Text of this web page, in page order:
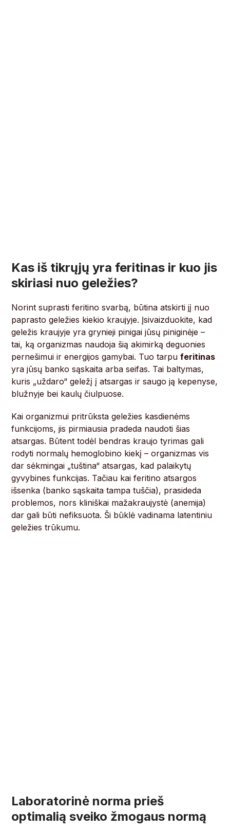
Kas iš tikrųjų yra feritinas ir kuo jis
skiriasi nuo geležies?
Norint suprasti feritino svarbą, būtina atskirti jį nuo
paprasto geležies kiekio kraujyje. Įsivaizduokite, kad
geležis kraujyje yra grynieji pinigai jūsų piniginėje –
tai, ką organizmas naudoja šią akimirką deguonies
pernešimui ir energijos gamybai. Tuo tarpuferitinas
yra jūsų banko sąskaita arba seifas. Tai baltymas,
kuris „uždaro“ geležį į atsargas ir saugo ją kepenyse,
blužnyje bei kaulų čiulpuose.
Kai organizmui pritrūksta geležies kasdienėms
funkcijoms, jis pirmiausia pradeda naudoti šias
atsargas. Būtent todėl bendras kraujo tyrimas gali
rodyti normalų hemoglobino kiekį – organizmas vis
dar sėkmingai „tuština“ atsargas, kad palaikytų
gyvybines funkcijas. Tačiau kai feritino atsargos
išsenka (banko sąskaita tampa tuščia), prasideda
problemos, nors kliniškai mažakraujystė (anemija)
dar gali būti nefiksuota. Ši būklė vadinama latentiniu
geležies trūkumu.
Laboratorinė norma prieš
optimalią sveiko žmogaus normą